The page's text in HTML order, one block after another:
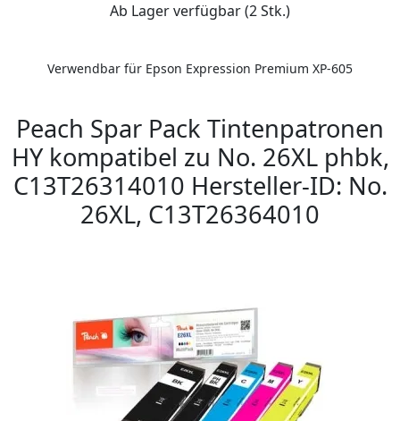
Ab Lager verfügbar (2 Stk.)
Verwendbar für Epson Expression Premium XP-605
Peach Spar Pack Tintenpatronen
HY kompatibel zu No. 26XL phbk,
C13T26314010 Hersteller-ID: No.
26XL, C13T26364010